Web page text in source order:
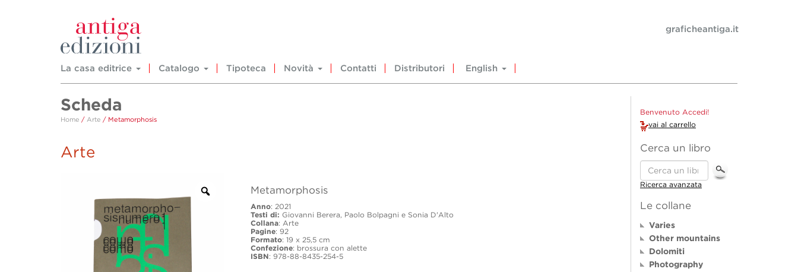
La casa editrice Catalogo Tipoteca Novità Contatti Distributori English
graficheantiga.it
Scheda
Home / Arte / Metamorphosis
Arte
Metamorphosis
Anno: 2021
Testi di: Giovanni Berera, Paolo Bolpagni e Sonia D'Alto
Collana: Arte
Pagine: 92
Formato: 19 x 25,5 cm
Confezione: brossura con alette
ISBN: 978-88-8435-254-5
Benvenuto Accedi!
vai al carrello
Cerca un libro
Ricerca avanzata
Le collane
Varies
Other mountains
Dolomiti
Photography